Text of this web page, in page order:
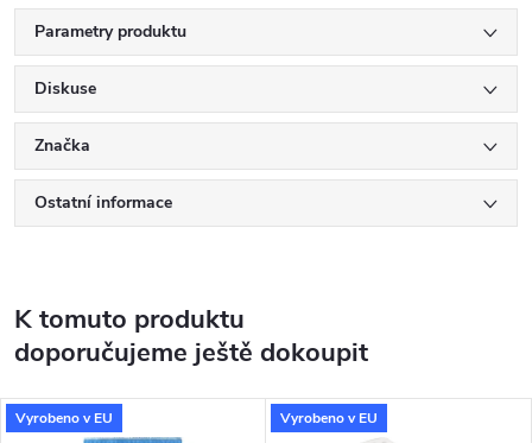
Parametry produktu
Diskuse
Značka
Ostatní informace
K tomuto produktu
doporučujeme ještě dokoupit
Vyrobeno v EU Vyrobeno v EU